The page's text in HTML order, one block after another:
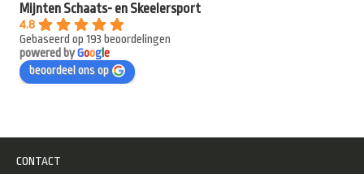
Mijnten Schaats- en Skeelersport
4.8
Gebaseerd op 193 beoordelingen
powered byGooge
beoordeel ons op
CONTACT